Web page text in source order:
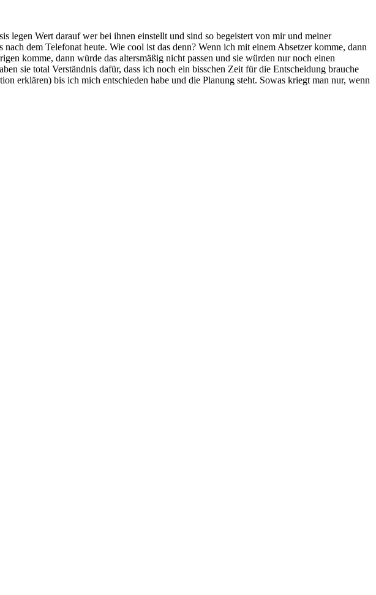
legen Wert darauf wer bei ihnen einstellt und sind so begeistert von mir und meiner
dem Telefonat heute. Wie cool ist das denn? Wenn ich mit einem Absetzer komme, dann
komme, dann würde das altersmäßig nicht passen und sie würden nur noch einen
sie total Verständnis dafür, dass ich noch ein bisschen Zeit für die Entscheidung brauche
erklären) bis ich mich entschieden habe und die Planung steht. Sowas kriegt man nur, wenn